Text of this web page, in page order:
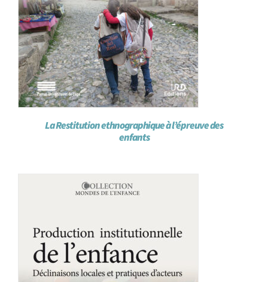
La Restitution ethnographique à l’épreuve des
enfants